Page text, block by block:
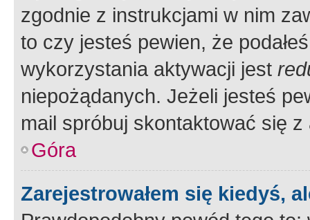
zgodnie z instrukcjami w nim
to czy jesteś pewien, że
wykorzystania aktywacji jest
niepożądanych. Jeżeli jesteś
mail spróbuj skontaktować się
Góra
Zarejestrowałem się kiedyś,